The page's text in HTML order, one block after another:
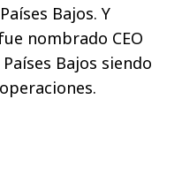
Bajos. Y
nombrado CEO
Bajos siendo